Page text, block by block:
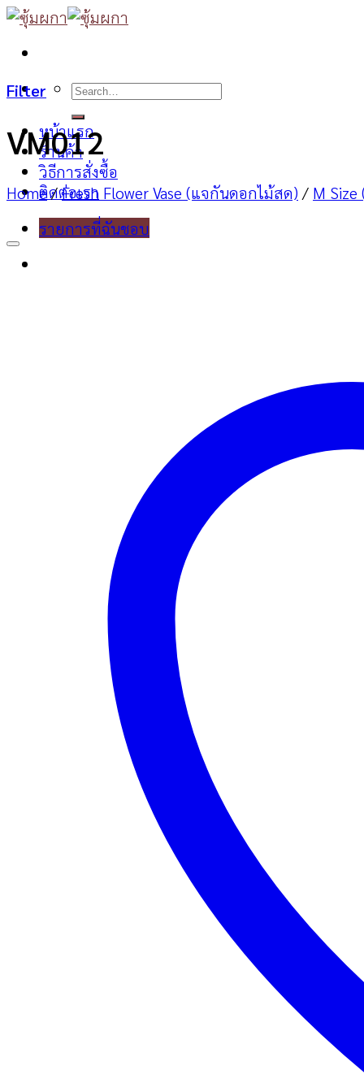
Skip
content
Search
หน้าแรก
ร้านค้า
วิธีการสั่งซื้อ
ติดต่อเรา
รายการที่ฉันชอบ
Filter
VM012
Home / Fresh Flower Vase (แจกันดอกไม้สด) / M